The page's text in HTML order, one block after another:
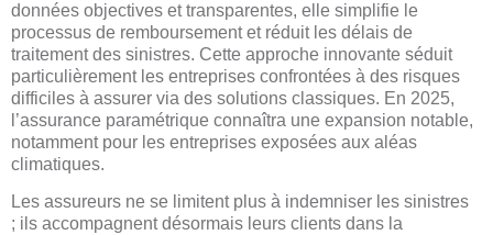
données objectives et transparentes, elle simplifie le
processus de remboursement et réduit les délais de
traitement des sinistres. Cette approche innovante séduit
particulièrement les entreprises confrontées à des risques
difficiles à assurer via des solutions classiques. En 2025,
l’assurance paramétrique connaîtra une expansion notable,
notamment pour les entreprises exposées aux aléas
climatiques.
Les assureurs ne se limitent plus à indemniser les sinistres
; ils accompagnent désormais leurs clients dans la